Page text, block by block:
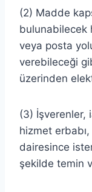
(2) Madde
bulunabilecek
veya posta
verebileceği
üzerinden
(3) İşverenler,
hizmet
dairesince
şekilde temin